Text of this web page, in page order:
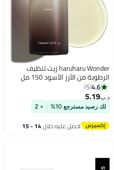
haruharu Wonder زيت تنظيف
الرطوبة من الأرز الأسود 150 مل
4.6
5
د.ب‏5.19
لك رصيد مسترجع 10% + 2
احصل عليه خلال 14 - 15